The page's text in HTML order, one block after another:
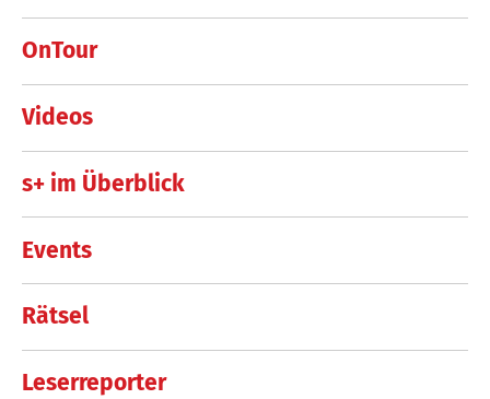
OnTour
Videos
s+ im Überblick
Events
Rätsel
Leserreporter